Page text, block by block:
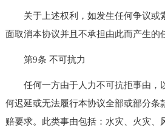
关于上述权利，如发生任何争议或
面取消本协议并且不承担由此而产生的
第9条 不可抗力
任何一方由于人力不可抗拒事由，
何迟延或无法履行本协议全部或部分条
赔要求。此类事由包括：水灾、火灾、